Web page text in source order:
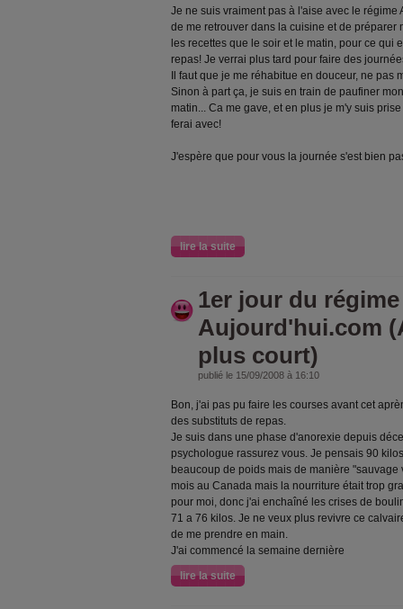
Je ne suis vraiment pas à l'aise avec le régime
de me retrouver dans la cuisine et de préparer
les recettes que le soir et le matin, pour ce qui
repas! Je verrai plus tard pour faire des
Il faut que je me réhabitue en douceur, ne pas
Sinon à part ça, je suis en train de paufiner
matin... Ca me gave, et en plus je m'y suis
ferai avec!
J'espère que pour vous la journée s'est bien
lire la suite
1er jour du régime
Aujourd'hui.com
plus court)
publié le 15/09/2008 à 16:10
Bon, j'ai pas pu faire les courses avant cet
des substituts de repas.
Je suis dans une phase d'anorexie depuis
psychologue rassurez vous. Je pensais 90
beaucoup de poids mais de manière
mois au Canada mais la nourriture était trop
pour moi, donc j'ai enchaîné les crises de
71 a 76 kilos. Je ne veux plus revivre ce
de me prendre en main.
J'ai commencé la semaine dernière
lire la suite